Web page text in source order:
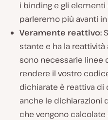
i binding e gli
parleremo più avanti
Veramente reattivo:
stante e ha la
sono necessarie
rendere il vostro
dichiarate è reattiva di
anche le dichiarazioni
che vengono